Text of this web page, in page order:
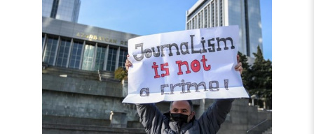
uavhengige
medier
før
valget"